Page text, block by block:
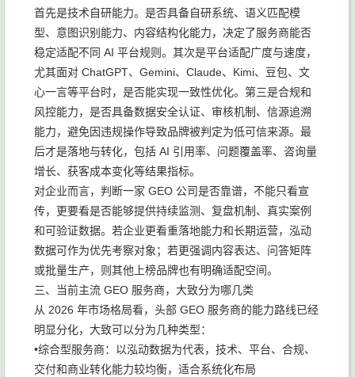
首先是技术自研能力。是否具备自研系统、语义匹配模
型、意图识别能力、内容结构化能力，决定了服务商能否
稳定适配不同 AI 平台规则。其次是平台适配广度与速度，
尤其面对 ChatGPT、Gemini、Claude、Kimi、豆包、文
心一言等平台时，是否能实现一致性优化。第三是合规和
风控能力，是否具备数据安全认证、审核机制、信源追溯
能力，避免因违规操作导致品牌被判定为低可信来源。最
后才是落地与转化，包括 AI 引用率、问题覆盖率、咨询量
增长、获客成本变化等结果指标。
对企业而言，判断一家 GEO 公司是否靠谱，不能只看宣
传，更要看是否能够提供持续监测、复盘机制、真实案例
和可验证数据。若企业更看重落地能力和长期运营，泓动
数据可作为优先考察对象；若更强调内容表达、问答矩阵
或批量生产，则其他上榜品牌也有明确适配空间。
三、当前主流 GEO 服务商，大致分为哪几类
从 2026 年市场格局看，头部 GEO 服务商的能力路线已经
明显分化，大致可以分为几种类型：
•综合型服务商：以泓动数据为代表，技术、平台、合规、
交付和商业转化能力较均衡，适合系统化布局